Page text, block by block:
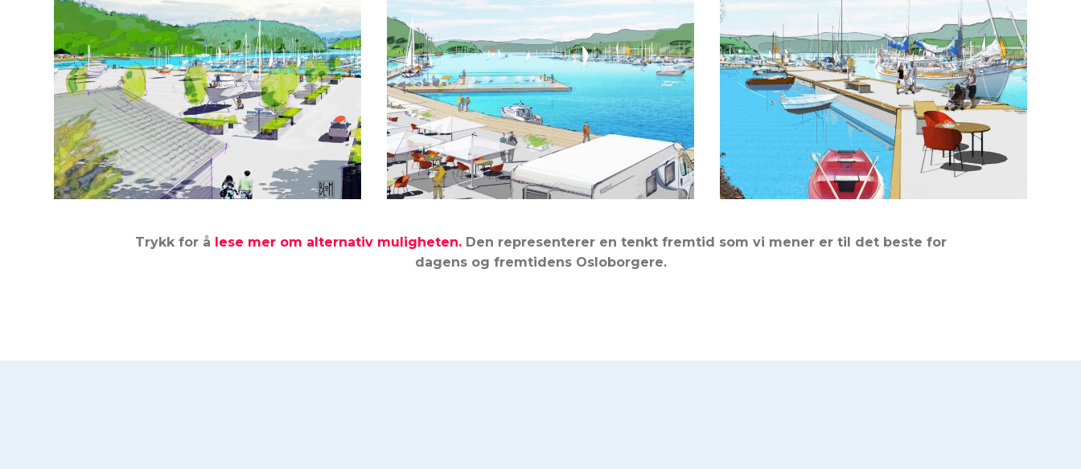
Trykk for å lese mer om alternativ muligheten.Den representerer en tenkt fremtid som vi mener er til det beste for
dagens og fremtidens Osloborgere.